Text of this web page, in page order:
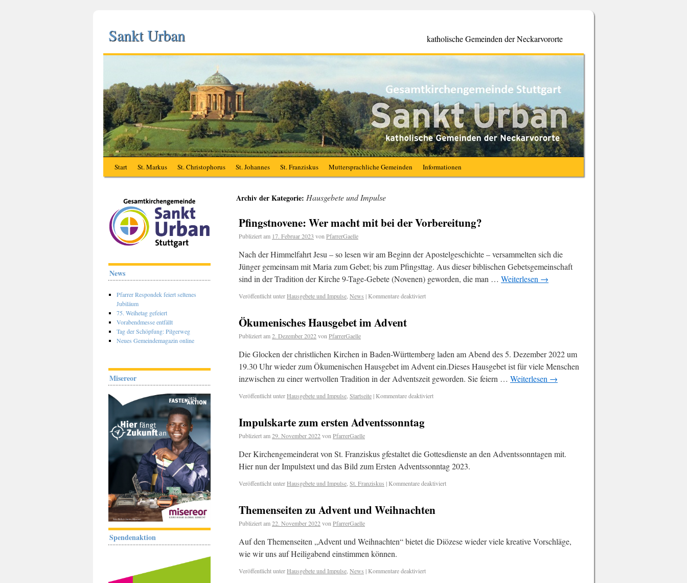
Sankt Urban katholische Gemeinden der Neckarvororte
Start St. Markus St. Christophorus St. Johannes St. Franziskus Muttersprachliche Gemeinden Informationen
Archiv der Kategorie: Hausgebete und Impulse
Pfingstnovene: Wer macht mit bei der Vorbereitung?
Publiziert am 17. Februar 2023 von PfarrerGaelle
Nach der Himmelfahrt Jesu – so lesen wir am Beginn der Apostelgeschichte – versammelten sich die
Jünger gemeinsam mit Maria zum Gebet; bis zum Pfingsttag. Aus dieser biblischen Gebetsgemeinschaft
sind in der Tradition der Kirche 9-Tage-Gebete (Novenen) geworden, die man … Weiterlesen →
Veröffentlicht unterHausgebete und Impulse News | Kommentare deaktiviert
Ökumenisches Hausgebet im Advent
Publiziert am2. Dezember 2022von PfarrerGaelle
Die Glocken der christlichen Kirchen in Baden-Württemberg laden am Abend des 5. Dezember 2022 um
19.30 Uhr wieder zum Ökumenischen Hausgebet im Advent ein.Dieses Hausgebet ist für viele Menschen
inzwischen zu einer wertvollen Tradition in der Adventszeit geworden. Sie feiern … Weiterlesen →
Veröffentlicht unterHausgebete und Impulse Startseite| Kommentare deaktiviert
Impulskarte zum ersten Adventssonntag
Publiziert am29. November 2022von PfarrerGaelle
Der Kirchengemeinderat von St. Franziskus gfestaltet die Gottesdienste an den Adventssonntagen mit.
Hier nun der Impulstext und das Bild zum Ersten Adventssonntag 2023.
Veröffentlicht unterHausgebete und Impulse St. Franziskus | Kommentare deaktiviert
Themenseiten zu Advent und Weihnachten
Publiziert am22. November 2022von PfarrerGaelle
Auf den Themenseiten „Advent und Weihnachten“ bietet die Diözese wieder viele kreative Vorschläge,
wie wir uns auf Heiligabend einstimmen können.
Veröffentlicht unterHausgebete und Impulse News | Kommentare deaktiviert
News
Pfarrer Respondek feiert seltenes
Jubiläum
75. Weihetag gefeiert
Vorabendmesse entfällt
Tag der Schöpfung: Pilgerweg
Neues Gemeindemagazin online
Misereor
Spendenaktion